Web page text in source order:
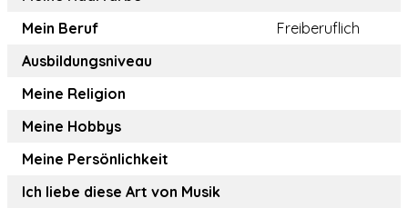
Mein Beruf
Freiberuflich
Ausbildungsniveau
Meine Religion
Meine Hobbys
Meine Persönlichkeit
Ich liebe diese Art von Musik